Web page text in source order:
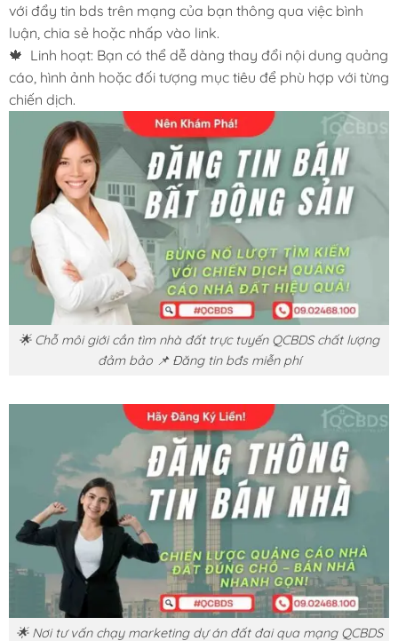
với đẩy tin bds trên mạng của bạn thông qua việc bình
luận, chia sẻ hoặc nhấp vào link.
🍁 Linh hoạt: Bạn có thể dễ dàng thay đổi nội dung quảng
cáo, hình ảnh hoặc đối tượng mục tiêu để phù hợp với từng
chiến dịch.
🌟 Chỗ môi giới cần tìm nhà đất trực tuyến QCBDS chất lượng
đảm bảo 📌 Đăng tin bđs miễn phí
🌟 Nơi tư vấn chạy marketing dự án đất đai qua mạng QCBDS